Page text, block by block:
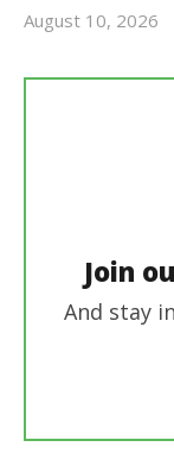
August 10, 2026
Join
And stay